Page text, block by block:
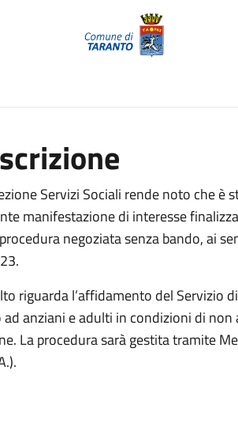
Servizi Sociali rende noto che
manifestazione di interesse
negoziata senza bando, ai
riguarda l’affidamento del Servizio
anziani e adulti in condizioni di
La procedura sarà gestita tramite